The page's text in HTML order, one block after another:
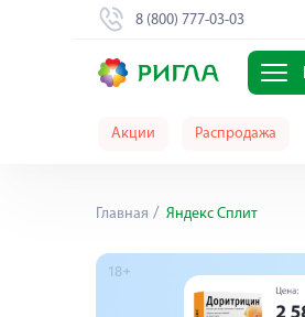
8 (800) 777-03-03
Акции Распродажа
Главная Яндекс Сплит